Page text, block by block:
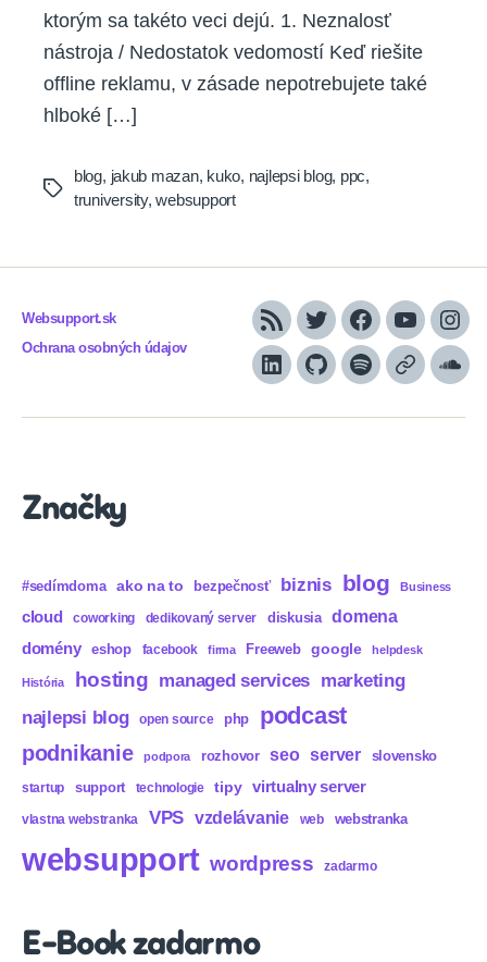
ktorým sa takéto veci dejú. 1. Neznalosť
nástroja / Nedostatok vedomostí Keď riešite
offline reklamu, v zásade nepotrebujete také
hlboké […]
Tags
blog, jakub mazan, kuko, najlepsi blog, ppc,
truniversity,websupport
Websupport.sk
Ochrana osobných údajov
RSS TwitterFacebook
YouTube
LinkedInGitHubSpotifyApple
Značky
#sedímdoma ako na to bezpečnosť biznis blog Business
cloud coworking dedikovaný server diskusia domena
domény eshop facebook firma Freeweb google helpdesk
História hosting managed services marketing
najlepsi blog open source php podcast
podnikanie podpora rozhovor seo server slovensko
startup support technologie tipy virtualny server
vlastna webstranka VPS vzdelávanie web webstranka
websupport wordpress zadarmo
E-Book zadarmo